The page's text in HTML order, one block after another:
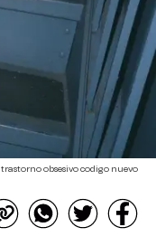
trastorno obsesivo codigo nuevo